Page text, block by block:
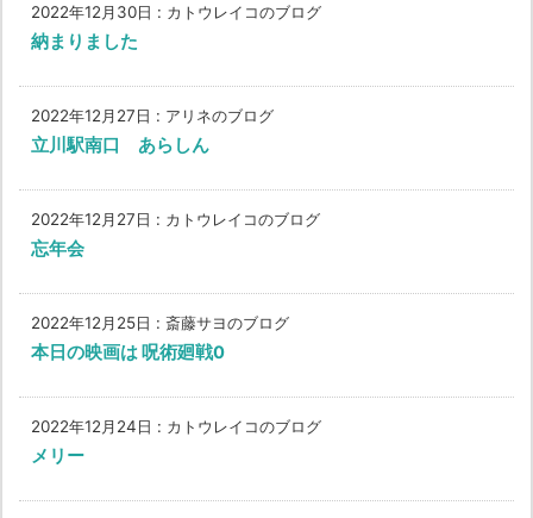
2022年12月30日 : カトウレイコのブログ
納まりました
2022年12月27日 : アリネのブログ
立川駅南口 あらしん
2022年12月27日 : カトウレイコのブログ
忘年会
2022年12月25日 : 斎藤サヨのブログ
本日の映画は 呪術廻戦0
2022年12月24日 : カトウレイコのブログ
メリー